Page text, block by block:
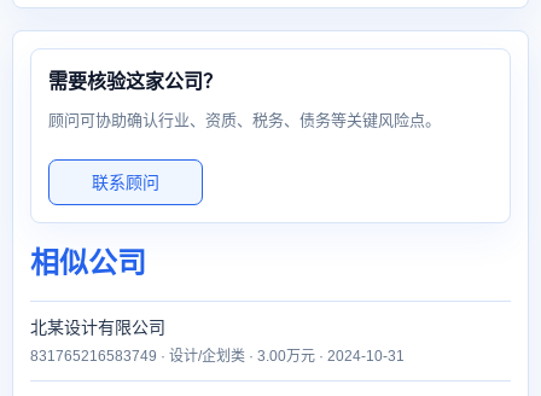
需要核验这家公司？
顾问可协助确认行业、资质、税务、债务等关键风险点。
联系顾问
相似公司
北某设计有限公司
831765216583749 · 设计/企划类 · 3.00万元 · 2024-10-31